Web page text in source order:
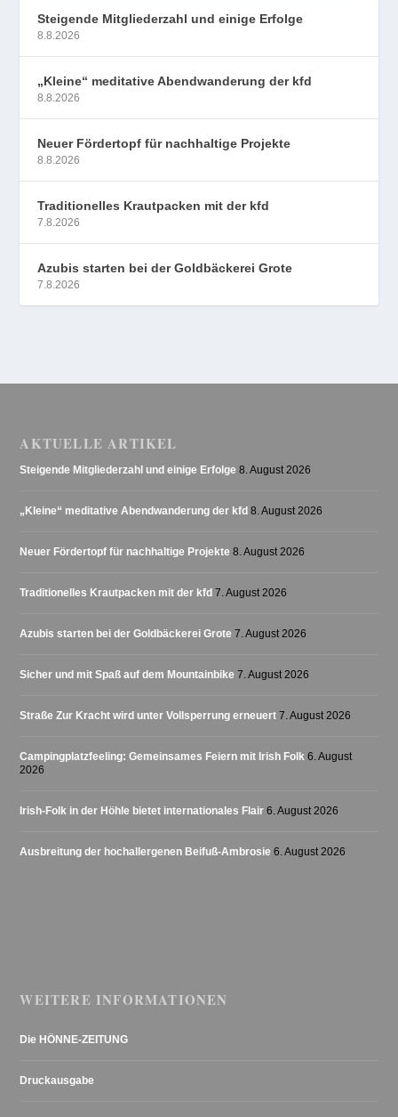
Steigende Mitgliederzahl und einige Erfolge
8.8.2026
„Kleine“ meditative Abendwanderung der kfd
8.8.2026
Neuer Fördertopf für nachhaltige Projekte
8.8.2026
Traditionelles Krautpacken mit der kfd
7.8.2026
Azubis starten bei der Goldbäckerei Grote
7.8.2026
AKTUELLE ARTIKEL
Steigende Mitgliederzahl und einige Erfolge 8. August 2026
„Kleine“ meditative Abendwanderung der kfd 8. August 2026
Neuer Fördertopf für nachhaltige Projekte 8. August 2026
Traditionelles Krautpacken mit der kfd 7. August 2026
Azubis starten bei der Goldbäckerei Grote 7. August 2026
Sicher und mit Spaß auf dem Mountainbike 7. August 2026
Straße Zur Kracht wird unter Vollsperrung erneuert 7. August 2026
Campingplatzfeeling: Gemeinsames Feiern mit Irish Folk 6. August
2026
Irish-Folk in der Höhle bietet internationales Flair 6. August 2026
Ausbreitung der hochallergenen Beifuß-Ambrosie 6. August 2026
WEITERE INFORMATIONEN
Die HÖNNE-ZEITUNG
Druckausgabe